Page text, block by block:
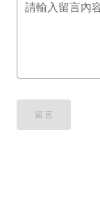
請輸入留言內
留言